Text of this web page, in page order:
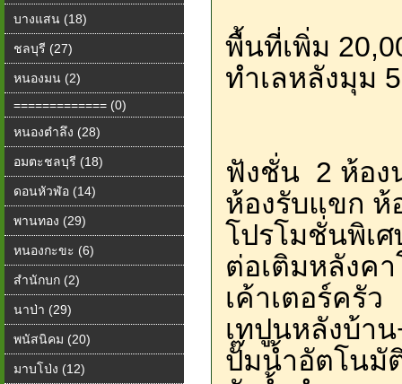
บางแสน (18)
ชลบุรี (27)
หนองมน (2)
============= (0)
หนองตำลึง (28)
อมตะชลบุรี (18)
ดอนหัวฬ่อ (14)
พานทอง (29)
หนองกะขะ (6)
สำนักบก (2)
นาป่า (29)
พนัสนิคม (20)
มาบโป่ง (12)
พื้นที่เพิ่ม
ทำเลหลังมุม
ฟังชั่น 2 ห้อง
ห้องรับแขก
โปรโมชั่นพิเศ
ต่อเติมหลังคา
เค้าเตอร์ครัว
เทปูนหลังบ้าน
ปั๊มน้ำอัตโนมั